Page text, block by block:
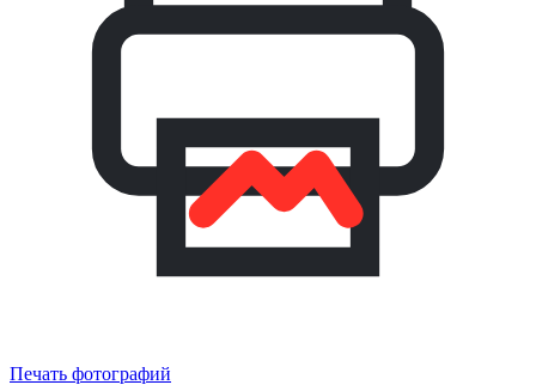
Печать фотографий